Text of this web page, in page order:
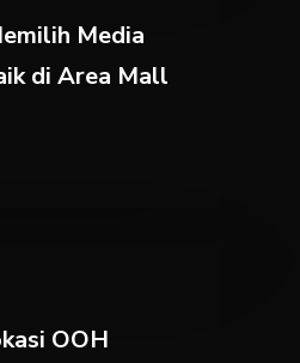
Media
di Area Mall
OOH